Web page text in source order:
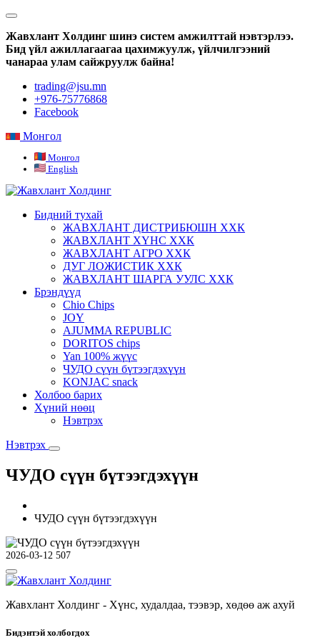
Жавхлант Холдинг шинэ систем амжилттай нэвтэрлээ.
Бид үйл ажиллагаагаа цахимжуулж, үйлчилгээний
чанараа улам сайжруулж байна!
trading@jsu.mn
+976-75776868
Facebook
Монгол
Монгол
English
Бидний тухай
ЖАВХЛАНТ ДИСТРИБЮШН ХХК
ЖАВХЛАНТ ХҮНС ХХК
ЖАВХЛАНТ АГРО ХХК
ДУГ ЛОЖИСТИК ХХК
ЖАВХЛАНТ ШАРГА УУЛС ХХК
Брэндүүд
Chio Chips
JOY
AJUMMA REPUBLIC
DORITOS chips
Yan 100% жүүс
ЧУДО сүүн бүтээгдэхүүн
KONJAC snack
Холбоо барих
Хүний нөөц
Нэвтрэх
Нэвтрэх
ЧУДО сүүн бүтээгдэхүүн
ЧУДО сүүн бүтээгдэхүүн
2026-03-12 507
Жавхлант Холдинг - Хүнс, худалдаа, тээвэр, хөдөө аж ахуй
Бидэнтэй холбогдох